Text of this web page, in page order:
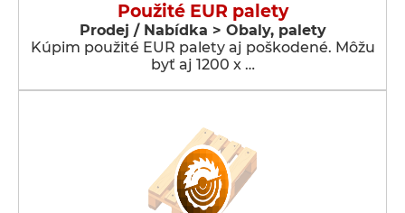
Použité EUR palety
Prodej / Nabídka > Obaly, palety
Kúpim použité EUR palety aj poškodené. Môžu
byť aj 1200 x …